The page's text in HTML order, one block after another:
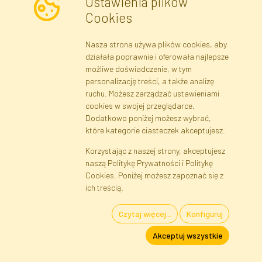
Zapisz się
Dane rejestrowe Regulamin
Polityka Prywatności
Pomoc
Mapa serwisu
Cookies Język
Kwiaty i Rośliny Sztuczne · Hurtownia i Sklep Internetowy · Bezpośredni
Importer · Warszawa, Błonie
Cookies
Nasza strona używa plików cookies, aby
działała poprawnie i oferowała najlepsze
możliwe doświadczenie, w tym
personalizację treści, a także analizę
ruchu. Możesz zarządzać ustawieniami
cookies w swojej przeglądarce.
Dodatkowo poniżej możesz wybrać,
które kategorie ciasteczek akceptujesz.
Korzystając z naszej strony, akceptujesz
naszą Politykę Prywatności i Politykę
Cookies. Poniżej możesz zapoznać się z
ich treścią.
Czytaj więcej... Konfiguruj
Akceptuj wszystkie